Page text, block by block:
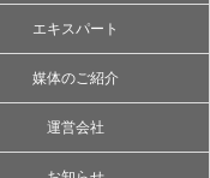
エキスパート
媒体のご紹介
運営会社